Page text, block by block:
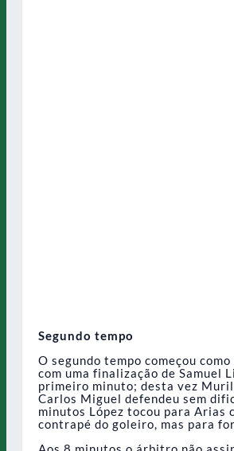
Segundo tempo
O segundo tempo começou
com uma finalização de Samuel
primeiro minuto; desta vez
Carlos Miguel defendeu sem
minutos López tocou para Arias
contrapé do goleiro, mas para